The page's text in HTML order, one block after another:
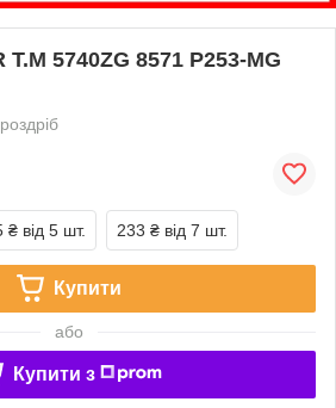
T.M 5740ZG 8571 P253-MG
₴ від 5 шт. 233 ₴ від 7 шт.
Купити
або
Купити з